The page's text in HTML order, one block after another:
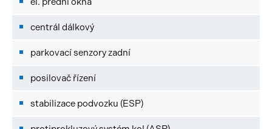
centrál dálkový
parkovací senzory zadní
posilovač řízení
stabilizace podvozku (ESP)